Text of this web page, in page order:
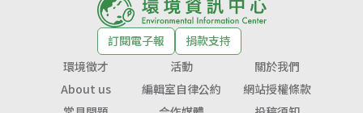
訂閱電子報
捐款支持
環境徵才
活動
關於我們
About us
編輯室自律公約
網站授權條款